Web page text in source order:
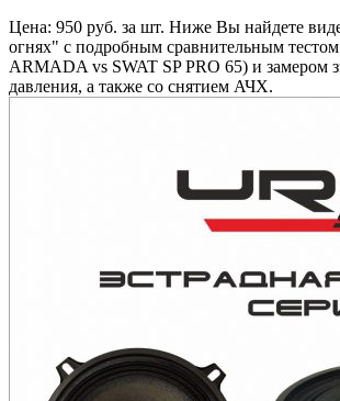
Цена: 950 руб. за шт. Ниже Вы найдете
огнях" с подробным сравнительным
ARMADA vs SWAT SP PRO 65) и замером
давления, а также со снятием АЧХ.